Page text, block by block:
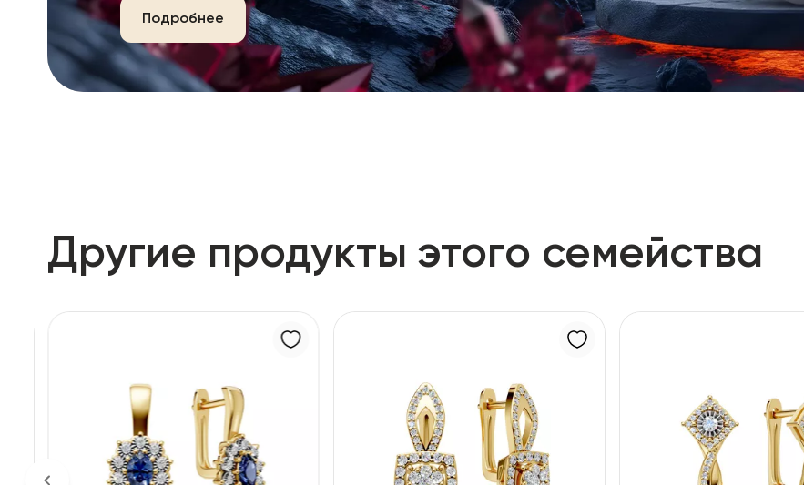
Подробнее
Другие продукты этого семейства